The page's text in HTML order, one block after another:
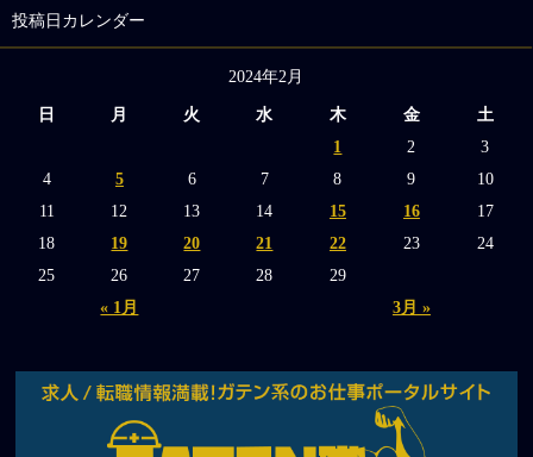
投稿日カレンダー
2024年2月
日 月 火 水 木 金 土
« 1月 3月 »
1 2
3
4
5 6 7 8 9
10
11
12 13 14 15 16
17
18
19 20 21 22 23
24
25
26 27 28 29